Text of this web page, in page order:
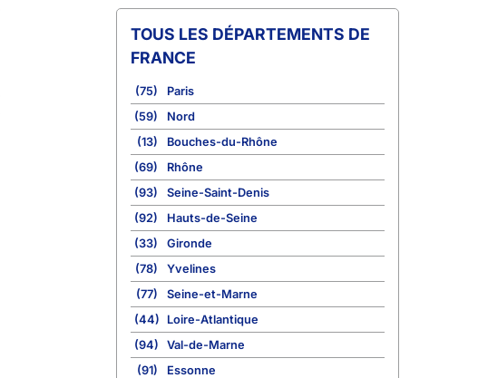
TOUS LES DÉPARTEMENTS DE
FRANCE
(75)
Paris
(59)
Nord
(13)
Bouches-du-Rhône
(69)
Rhône
(93)
Seine-Saint-Denis
(92)
Hauts-de-Seine
(33)
Gironde
(78)
Yvelines
(77)
Seine-et-Marne
(44)
Loire-Atlantique
(94)
Val-de-Marne
(91)
Essonne